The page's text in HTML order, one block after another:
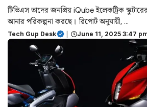
টিভিএস তাদের জনপ্রিয় iQube ইলেকট্রিক
আনার পরিকল্পনা করছে। রিপোর্ট অনুযায়ী, ...
Tech Gup Desk | June 11, 2025 3:47